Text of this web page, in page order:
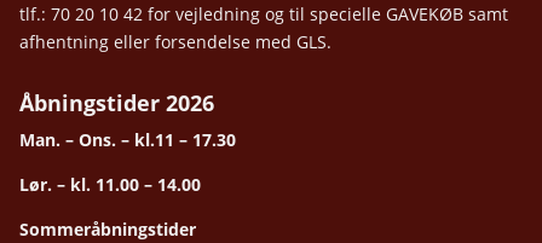
tlf.: 70 20 10 42 for vejledning og til specielle GAVEKØB samt
afhentning eller forsendelse med GLS.
Åbningstider 2026
Man. – Ons. – kl.11 – 17.30
Lør. – kl. 11.00 – 14.00
Sommeråbningstider